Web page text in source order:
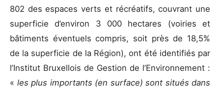
802 des espaces verts et récréatifs, couvrant une
superficie d’environ 3 000 hectares (voiries et
bâtiments éventuels compris, soit près de 18,5%
de la superficie de la Région), ont été identifiés par
l’Institut Bruxellois de Gestion de l’Environnement :
« les plus importants (en surface) sont situés dans